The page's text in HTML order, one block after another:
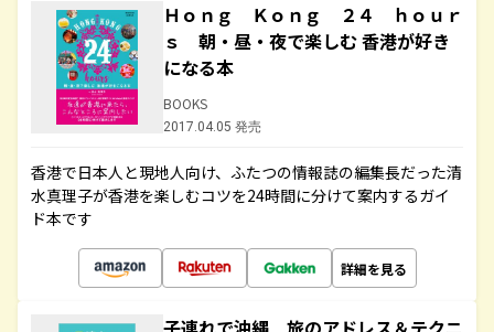
Ｈｏｎｇ Ｋｏｎｇ ２４ ｈｏｕｒ
ｓ 朝・昼・夜で楽しむ 香港が好き
になる本
BOOKS
2017.04.05 発売
香港で日本人と現地人向け、ふたつの情報誌の編集長だった清
水真理子が香港を楽しむコツを24時間に分けて案内するガイ
ド本です
詳細を見る